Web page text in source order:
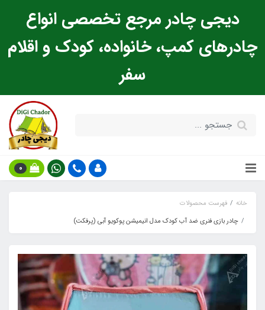
دیجی چادر مرجع تخصصی انواع
چادرهای کمپ، خانواده، کودک و اقلام
سفر
0
خانه
فهرست محصولات
چادر بازی فنری ضد آب کودک مدل انیمیشن پوکویو آبی (پرفکت)